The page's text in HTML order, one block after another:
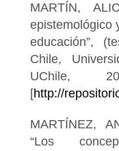
MARTÍN,
epistemológico
educación”,
Chile,
UChile,
[http://
MARTÍNEZ,
“Los